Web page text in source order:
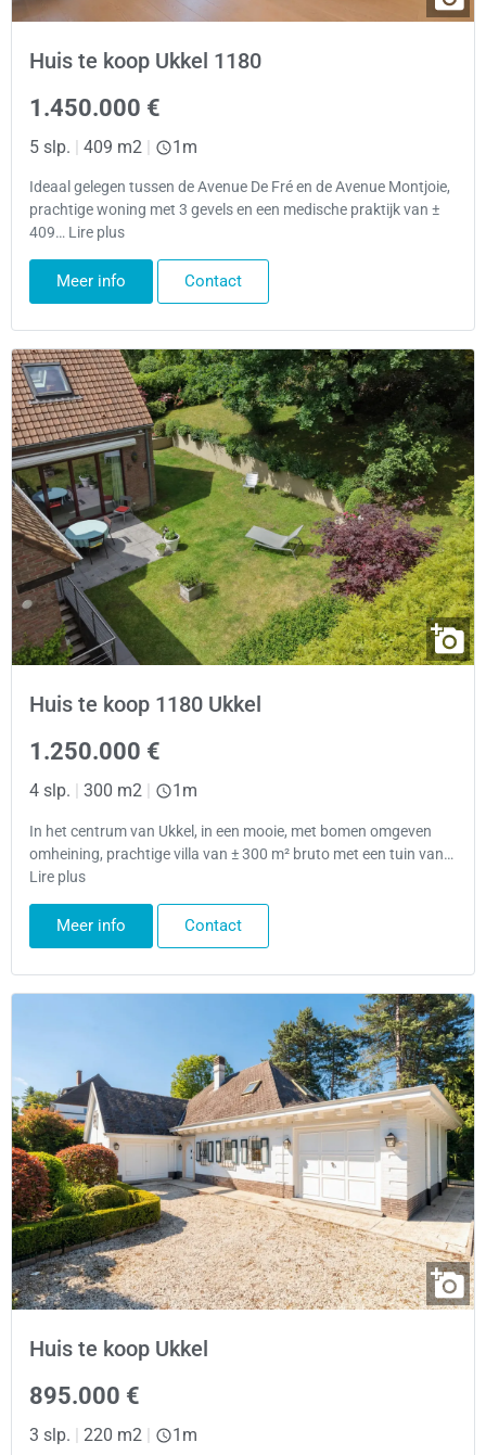
Huis te koop Ukkel 1180
1.450.000 €
5 slp. | 409 m2 | 1m
Ideaal gelegen tussen de Avenue De Fré en de Avenue Montjoie,
prachtige woning met 3 gevels en een medische praktijk van ±
409… Lire plus
Meer info Contact
Huis te koop 1180 Ukkel
1.250.000 €
4 slp. 300 m2 1m
In het centrum van Ukkel, in een mooie, met bomen omgeven
omheining, prachtige villa van ± 300 m² bruto met een tuin van…
Lire plus
Meer info Contact
Huis te koop Ukkel
895.000 €
3 slp. 220 m2 1m